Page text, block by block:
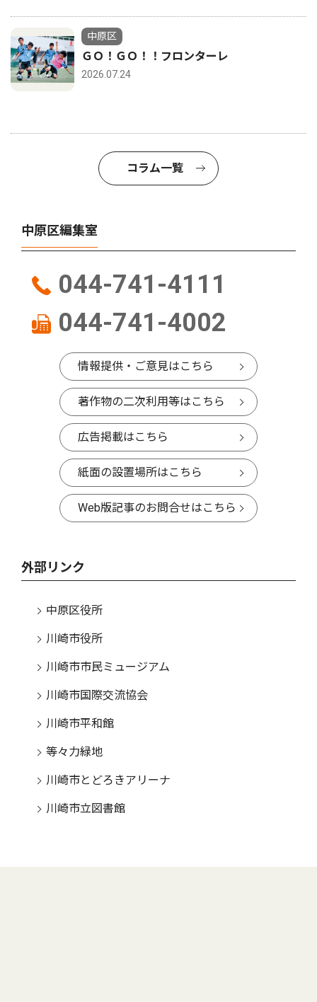
中原区
ＧＯ！ＧＯ！！フロンターレ
2026.07.24
コラム一覧
中原区編集室
044-741-4111
044-741-4002
情報提供・ご意見はこちら
著作物の二次利用等はこちら
広告掲載はこちら
紙面の設置場所はこちら
Web版記事のお問合せはこちら
外部リンク
中原区役所
川崎市役所
川崎市市民ミュージアム
川崎市国際交流協会
川崎市平和館
等々力緑地
川崎市とどろきアリーナ
川崎市立図書館